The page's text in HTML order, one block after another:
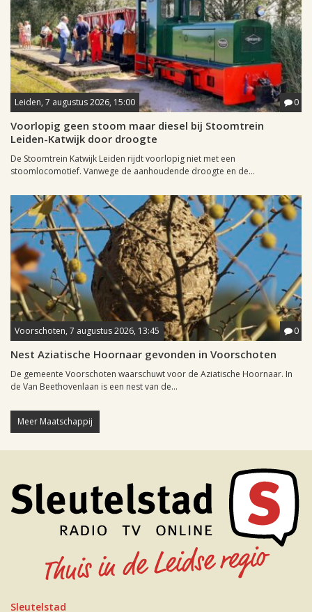
Leiden, 7 augustus 2026, 15:00 0
Voorlopig geen stoom maar diesel bij Stoomtrein
Leiden-Katwijk door droogte
De Stoomtrein Katwijk Leiden rijdt voorlopig niet met een
stoomlocomotief. Vanwege de aanhoudende droogte en de...
Voorschoten, 7 augustus 2026, 13:45 0
Nest Aziatische Hoornaar gevonden in Voorschoten
De gemeente Voorschoten waarschuwt voor de Aziatische Hoornaar. In
de Van Beethovenlaan is een nest van de...
Meer Maatschappij
Sleutelstad